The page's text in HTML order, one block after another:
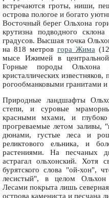
встречаются гроты, ниши,
острова пологое и богато
Восточный берег Ольхона
крутизна подводного
градусов. Высшая точка
на 818 метров гора Жима
мысе Ижимей в
Горные породы Ольхона
кристаллических
рогообманковыми гранитами и
Природные ландшафты
степи, и суровые
красными мхами, и
прогреваемые летом заливы,
дюнами, густые леса и
реликтового ельника, и
растениями. На песчаных
астрагал ольхонский. Хотя
бурятского слова "ой-хон",
лесистый", в целом Ольхон
Лесами покрыта лишь
острова камениста и песчана